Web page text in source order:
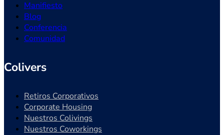
Manifiesto
Blog
Conferencia
Comunidad
Colivers
Retiros Corporativos
Corporate Housing
Nuestros Colivings
Nuestros Coworkings